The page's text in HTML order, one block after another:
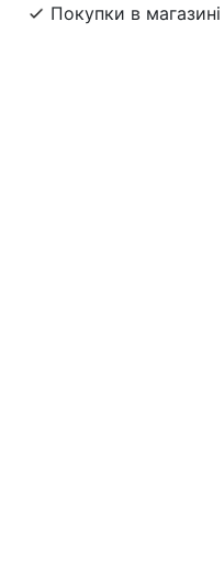
Покупки в магазині